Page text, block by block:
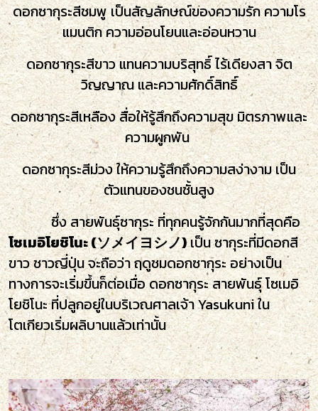
ดอกซากุระสีชมพูเป็นสัญลักษณ์ของความรัก ความโร
แมนติก ความอ่อนโยนและอ่อนหวาน
ดอกซากุระสีขาวแทนความบริสุทธิ์ ไร้เดียงสา จิต
วิญญาณ และความศักดิ์สิทธิ์
ดอกซากุระสีเหลือง สื่อให้รู้สึกถึงความสุข มิตรภาพและ
ความผูกพัน
ดอกซากุระสีม่วงให้ความรู้สึกถึงความสง่างาม เป็น
ตัวแทนของชนชั้นสูง
ซึ่ง สายพันธุ์ซากุระ ที่ทุกคนรู้จักกันมากที่สุดคือ
โซเมอิโยชิโนะ (ソメイヨシノ)เป็น ซากุระที่มีดอกสี
ขาว ชาวญี่ปุ่น จะถือว่า ฤดูชมดอกซากุระ อย่างเป็น
ทางการจะเริ่มขึ้นก็ต่อเมื่อ ดอกซากุระ สายพันธุ์ โซเมอิ
โยชิโนะ ที่ปลูกอยู่ในบริเวณศาลเจ้า Yasukuni ใน
โตเกียวเริ่มผลิบานแล้วเท่านั้น